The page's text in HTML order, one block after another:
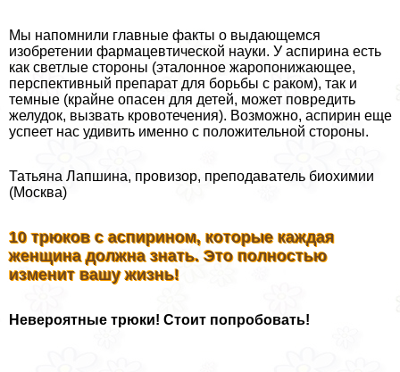
Мы напомнили главные факты о выдающемся
изобретении фармацевтической науки. У аспирина есть
как светлые стороны (эталонное жаропонижающее,
перспективный препарат для борьбы с paком), так и
темные (крайне опасен для детей, может повредить
желудок, вызвать кровотечения). Возможно, аспирин еще
успеет нас удивить именно с положительной стороны.
Татьяна Лапшина, провизор, преподаватель биохимии
(Москва)
10 трюков с аспирином, которые каждая
женщина должна знать. Это полностью
изменит вашу жизнь!
Невероятные трюки! Стоит попробовать!